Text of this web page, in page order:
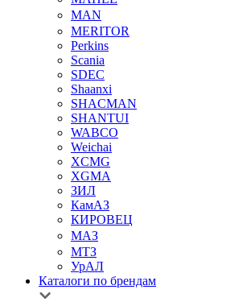
MAN
MERITOR
Perkins
Scania
SDEC
Shaanxi
SHACMAN
SHANTUI
WABCO
Weichai
XCMG
XGMA
ЗИЛ
КамАЗ
КИРОВЕЦ
МАЗ
МТЗ
УрАЛ
Каталоги по брендам